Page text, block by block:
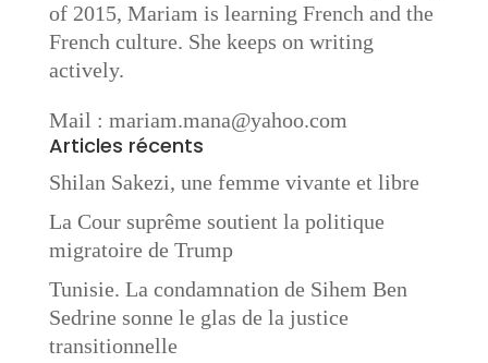
of 2015, Mariam is learning French and the
French culture. She keeps on writing
actively.
Mail : mariam.mana@yahoo.com
Articles récents
Shilan Sakezi, une femme vivante et libre
La Cour suprême soutient la politique
migratoire de Trump
Tunisie. La condamnation de Sihem Ben
Sedrine sonne le glas de la justice
transitionnelle